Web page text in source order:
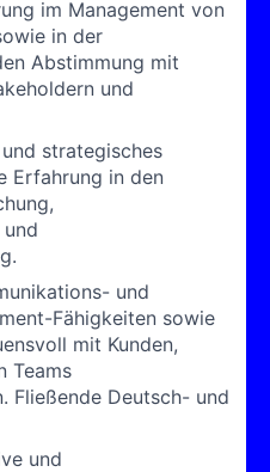
im Management von
in der
Abstimmung mit
und
strategisches
Erfahrung in den
und
Fähigkeiten sowie
mit Kunden,
Teams
Fließende Deutsch- und
und